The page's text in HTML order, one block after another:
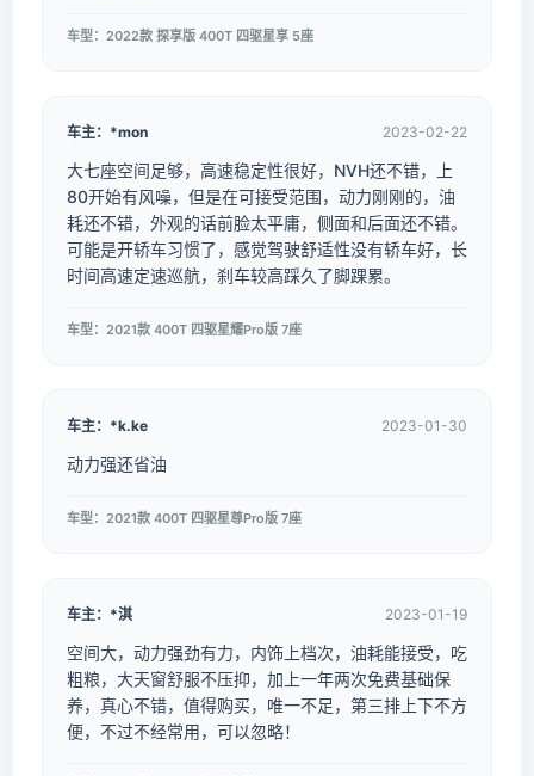
车型：2022款 探享版 400T 四驱星享 5座
车主：*mon 2023-02-22
大七座空间足够，高速稳定性很好，NVH还不错，上
80开始有风噪，但是在可接受范围，动力刚刚的，油
耗还不错，外观的话前脸太平庸，侧面和后面还不错。
可能是开轿车习惯了，感觉驾驶舒适性没有轿车好，长
时间高速定速巡航，刹车较高踩久了脚踝累。
车型：2021款 400T 四驱星耀Pro版 7座
车主：*k.ke 2023-01-30
动力强还省油
车型：2021款 400T 四驱星尊Pro版 7座
车主：*淇 2023-01-19
空间大，动力强劲有力，内饰上档次，油耗能接受，吃
粗粮，大天窗舒服不压抑，加上一年两次免费基础保
养，真心不错，值得购买，唯一不足，第三排上下不方
便，不过不经常用，可以忽略！